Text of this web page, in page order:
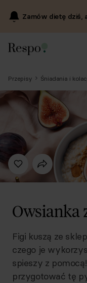
Zamów dietę dziś,
Przepisy Śniadania i
Owsianka
Figi kuszą ze
czego je
spieszy z
przygotować tę